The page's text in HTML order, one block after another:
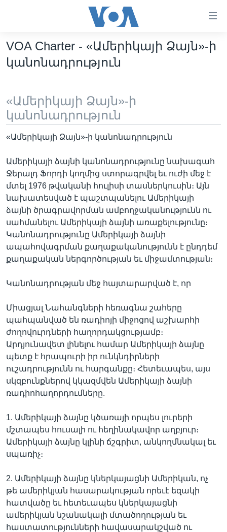
հիմնական
բովանդակությանը
բովանդակությանը
հիմնական
բովանդակություն
ԳԼԽԱՎՈՐ ԷՋ
ԼՈՒՐԵՐ
ՏԵՍԱՆՅՈՒԹԵՐ
ՖԻԼՄԵՐ
IN ENGLISH
ՄԵՐ ՄԱՍԻՆ
ՄԵՐ ՄԱՍԻՆ
«ԱՄԵՐԻԿԱՅԻ ՁԱՅՆ»-Ի ԿԱՆՈՆԱԴՐՈՒԹՅՈՒՆ
ԿԱՊ ՄԵԶ ՀԵՏ
ՈՒԿՐԱԻՆԱԿԱՆ ՊԱՏԵՐԱԶՄ
Learning English
ՀԵՏԵՒԵՔ ՄԵԶ
Լեզուներ
VOA Charter - «Ամերիկայի Ձայն»-ի
կանոնադրություն
«Ամերիկայի Ձայն»-ի
կանոնադրություն
«Ամերիկայի Ձայն»-ի կանոնադրություն
Ամերիկայի ձայնի կանոնադրությունը նախագահ
Ջերալդ Ֆորդի կողմից ստորագրվել եւ ուժի մեջ է
մտել 1976 թվականի հուլիսի տասներկուսին։ Այն
նախատեսված է պաշտպանելու Ամերիկայի
ձայնի ծրագրավորման ամբողջականությունն ու
սահմանելու Ամերիկայի ձայնի առաքելությունը։
Կանոնադրությունը Ամերիկայի ձայնի
ապահովագրման քաղաքականությունն է ընդդեմ
քաղաքական ներգործության եւ միջամտության։
Կանոնադրության մեջ հայտարարված է, որ
Միացյալ Նահանգների հեռագնա շահերը
պահպանված են ռադիոյի միջոցով աշխարհի
ժողովուրդների հաղորդակցությամբ։
Արդյունավետ լինելու համար Ամերիկայի ձայնը
պետք է հրապուրի իր ունկնդիրների
ուշադրությունն ու հարգանքը։ Հետեւապես, այս
սկզբունքներով կկազմվեն Ամերիկայի ձայնի
ռադիոհաղորդումները.
1. Ամերիկայի ձայնը կծառայի որպես լուրերի
մշտապես հուսալի ու հեղինակավոր աղբյուր։
Ամերիկայի ձայնը կլինի ճշգրիտ, անկողմնակալ եւ
սպառիչ։
2. Ամերիկայի ձայնը կներկայացնի Ամերիկան, ոչ
թե ամերիկյան հասարակության որեւէ եզակի
հատվածը եւ հետեւապես կներկայացնի
ամերիկյան նշանակալի մտածողության եւ
հաստատությունների հավասարակշված ու